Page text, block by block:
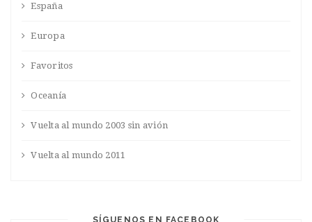
España
Europa
Favoritos
Oceanía
Vuelta al mundo 2003 sin avión
Vuelta al mundo 2011
SÍGUENOS EN FACEBOOK